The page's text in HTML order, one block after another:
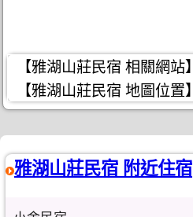
【雅湖山莊民宿 相關網站】
【雅湖山莊民宿 地圖位置】
雅湖山莊民宿 附近住宿